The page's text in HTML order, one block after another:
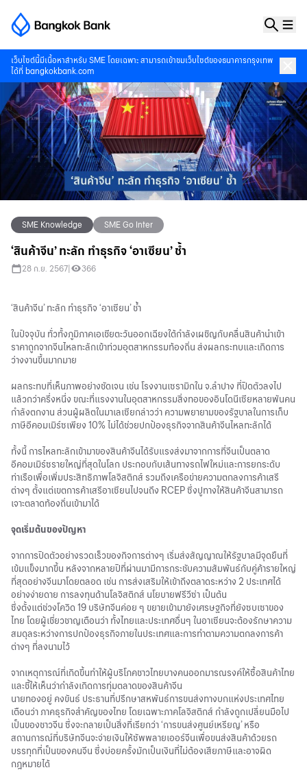
เว็บไซต์นี้มีเนื้อหาสำหรับ SME โดยเฉพาะ สามารถเข้าชมเว็บไซต์ของธนาคารกรุงเทพ
ได้ที่ bangkokbank.com
SME Knowledge SME Go Inter
‘สินค้าจีน’ ทะลัก ทำธุรกิจ ‘อาเซียน’ ช้ำ
28 ก.ย. 2567 366
‘สินค้าจีน’ ทะลัก ทำธุรกิจ ‘อาเซียน’ ช้ำ
ในปัจจุบัน ทั่วทั้งภูมิภาคเอเชียตะวันออกเฉียงใต้กำลังเผชิญกับคลื่นสินค้านำเข้า
ราคาถูกจากจีนไหลทะลักเข้าท่วมอุตสาหกรรมท้องถิ่น ส่งผลกระทบและเกิดการ
ว่างงานขึ้นมากมาย
ผลกระทบที่เห็นภาพอย่างชัดเจน เช่น โรงงานเซรามิกใน จ.ลำปาง ที่ปิดตัวลงไป
แล้วกว่าครึ่งหนึ่ง ขณะที่แรงงานในอุตสาหกรรมสิ่งทอของอินโดนีเซียหลายพันคน
กำลังตกงาน ส่วนผู้ผลิตในมาเลเซียกล่าวว่า ความพยายามของรัฐบาลในการเก็บ
ภาษีอีคอมเมิร์ซเพียง 10% ไม่ได้ช่วยปกป้องธุรกิจจากสินค้าจีนไหลทะลักได้
ทั้งนี้ การไหลทะลักเข้ามาของสินค้าจีนได้รับแรงส่งมาจากการที่จีนเป็นตลาด
อีคอมเมิร์ซรายใหญ่ที่สุดในโลก ประกอบกับเส้นทางรถไฟใหม่และการยกระดับ
ท่าเรือเพื่อเพิ่มประสิทธิภาพโลจิสติกส์ รวมถึงเครือข่ายความตกลงการค้าเสรี
ต่างๆ ตั้งแต่เขตการค้าเสรีอาเซียนไปจนถึง RCEP ซึ่งปูทางให้สินค้าจีนสามารถ
เจาะตลาดท้องถิ่นเข้ามาได้
จุดเริ่มต้นของปัญหา
จากการปิดตัวอย่างรวดเร็วของกิจการต่างๆ เริ่มส่งสัญญาณให้รัฐบาลมีจุดยืนที่
เข้มแข็งมากขึ้น หลังจากหลายปีที่ผ่านมามีการกระชับความสัมพันธ์กับคู่ค้ารายใหญ่
ที่สุดอย่างจีนมาโดยตลอด เช่น การส่งเสริมให้เข้าถึงตลาดระหว่าง 2 ประเทศได้
อย่างง่ายดาย การลงทุนด้านโลจิสติกส์ นโยบายฟรีวีซ่า เป็นต้น
ซึ่งตั้งแต่ช่วงโควิด 19 บริษัทจีนค่อย ๆ ขยายเข้ามายังเศรษฐกิจที่ยังซบเซาของ
ไทย โดยผู้เชี่ยวชาญเตือนว่า ทั้งไทยและประเทศอื่นๆ ในอาเซียนจะต้องรักษาความ
สมดุลระหว่างการปกป้องธุรกิจภายในประเทศและการทำตามความตกลงการค้า
ต่างๆ ที่ลงนามไว้
จากเหตุการณ์ที่เกิดขึ้นทำให้ผู้บริโภคชาวไทยบางคนออกมารณรงค์ให้ซื้อสินค้าไทย
และชี้ให้เห็นว่ากำลังเกิดการทุ่มตลาดของสินค้าจีน
นายทองอยู่ คงขันธ์ ประธานที่ปรึกษาสหพันธ์การขนส่งทางบกแห่งประเทศไทย
เตือนว่า ภาคธุรกิจสำคัญของไทย โดยเฉพาะภาคโลจิสติกส์ กำลังถูกเปลี่ยนมือไป
เป็นของชาวจีน ซึ่งจะกลายเป็นสิ่งที่เรียกว่า ‘การขนส่งศูนย์เหรียญ’ หรือ
สถานการณ์ที่บริษัทจีนจะจ่ายเงินให้ซัพพลายเออร์จีนเพื่อขนส่งสินค้าด้วยรถ
บรรทุกที่เป็นของคนจีน ซึ่งบ่อยครั้งมักเป็นเงินที่ไม่ต้องเสียภาษีและอาจผิด
กฎหมายได้